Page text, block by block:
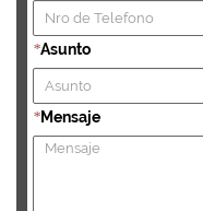
*Asunto
*Mensaje